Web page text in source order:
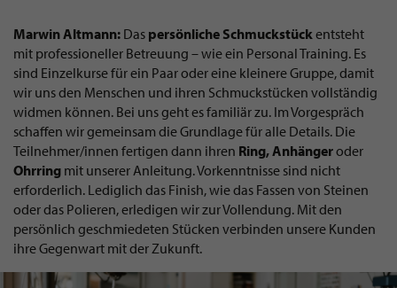
Marwin Altmann: Das persönliche Schmuckstück entsteht
mit professioneller Betreuung – wie ein Personal Training. Es
sind Einzelkurse für ein Paar oder eine kleinere Gruppe, damit
wir uns den Menschen und ihren Schmuckstücken vollständig
widmen können. Bei uns geht es familiär zu. Im Vorgespräch
schaffen wir gemeinsam die Grundlage für alle Details. Die
Teilnehmer/innen fertigen dann ihren Ring, Anhängeroder
Ohrring mit unserer Anleitung. Vorkenntnisse sind nicht
erforderlich. Lediglich das Finish, wie das Fassen von Steinen
oder das Polieren, erledigen wir zur Vollendung. Mit den
persönlich geschmiedeten Stücken verbinden unsere Kunden
ihre Gegenwart mit der Zukunft.